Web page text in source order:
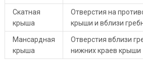
Скатная
крыша
Отверстия на
крыши и вблизи
Мансардная
крыша
Отверстия вблизи
нижних краев крыши